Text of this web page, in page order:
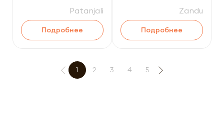
Patanjali
Подробнее
Zandu
Подробнее
1 2 3 4 5